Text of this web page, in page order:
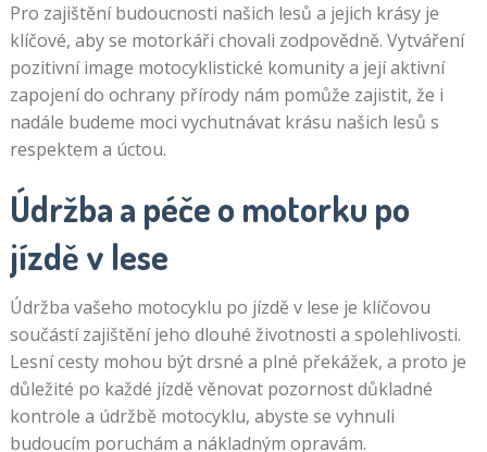
Pro zajištění budoucnosti našich lesů a jejich krásy je
klíčové, aby se motorkáři chovali zodpovědně. Vytváření
pozitivní image motocyklistické komunity a její aktivní
zapojení do ochrany přírody nám pomůže zajistit, že i
nadále budeme moci vychutnávat krásu našich lesů s
respektem a úctou.
Údržba a péče o motorku po
jízdě v lese
Údržba vašeho motocyklu po jízdě v lese je klíčovou
součástí zajištění jeho dlouhé životnosti a spolehlivosti.
Lesní cesty mohou být drsné a plné překážek, a proto je
důležité po každé jízdě věnovat pozornost důkladné
kontrole a údržbě motocyklu, abyste se vyhnuli
budoucím poruchám a nákladným opravám.